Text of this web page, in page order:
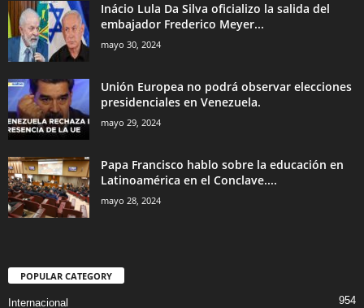
Inácio Lula Da Silva oficializo la salida del
embajador Frederico Meyer...
mayo 30, 2024
Unión Europea no podrá observar elecciones
presidenciales en Venezuela.
mayo 29, 2024
Papa Francisco hablo sobre la educación en
Latinoamérica en el Conclave....
mayo 28, 2024
POPULAR CATEGORY
Internacional 954